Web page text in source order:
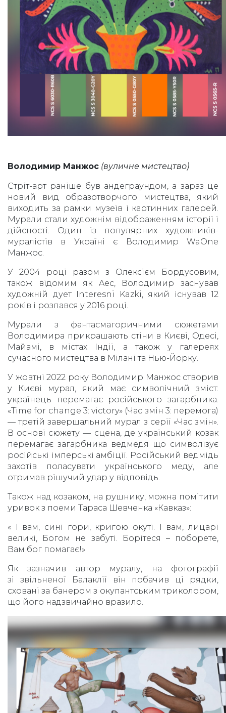
Володимир Манжос (вуличне мистецтво)
Стріт-арт раніше був андеграундом, а зараз це
новий вид образотворчого мистецтва, який
виходить за рамки музеїв і картинних галерей.
Мурали стали художнім відображенням історії і
дійсності. Один із популярних художників-
муралістів в Україні є Володимир WaOne
Манжос.
У 2004 році разом з Олексієм Бордусовим,
також відомим як Aec, Володимир заснував
художній дует Interesni Kazki, який існував 12
років і розпався у 2016 році.
Мурали з фантасмагоричними сюжетами
Володимира прикрашають стіни в Києві, Одесі,
Майамі, в містах Індії, а також у галереях
сучасного мистецтва в Мілані та Нью-Йорку.
У жовтні 2022 року Володимир Манжос створив
у Києві мурал, який має символічний зміст:
українець перемагає російського загарбника.
«Time for change 3: victory» (Час змін 3: перемога)
— третій завершальний мурал з серії «Час змін».
В основі сюжету — сцена, де український козак
перемагає загарбника ведмедя що символізує
російські імперські амбіції. Російський ведмідь
захотів поласувати українського меду, але
отримав рішучий удар у відповідь.
Також над козаком, на рушнику, можна помітити
уривок з поеми Тараса Шевченка «Кавказ»:
« І вам, сині гори, кригою окуті. І вам, лицарі
великі, Богом не забуті. Борітеся – поборете,
Вам бог помагає!»
Як зазначив автор муралу, на фотографії
зі звільненої Балаклії він побачив ці рядки,
сховані за банером з окупантським триколором,
що його надзвичайно вразило.